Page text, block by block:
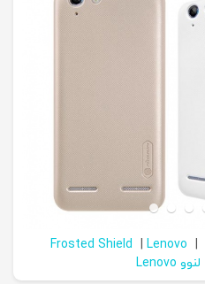
|
Frosted Shield | Lenovo
لنوو Lenovo